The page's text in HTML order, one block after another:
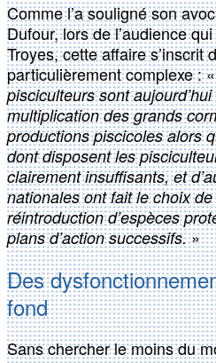
Comme l’a souligné son
Dufour, lors de l’audience
Troyes, cette affaire s’inscrit
particulièrement complexe :
pisciculteurs sont
multiplication des grands
productions piscicoles alors
dont disposent les
clairement insuffisants, et
nationales ont fait le choix
réintroduction d’espèces
plans d’action successifs.»
Des
fond
Sans chercher le moins du